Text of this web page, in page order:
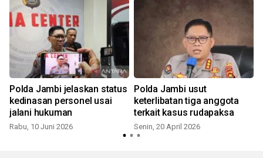
Polda Jambi jelaskan status
kedinasan personel usai
jalani hukuman
Rabu, 10 Juni 2026
Polda Jambi usut
keterlibatan tiga anggota
terkait kasus rudapaksa
Senin, 20 April 2026